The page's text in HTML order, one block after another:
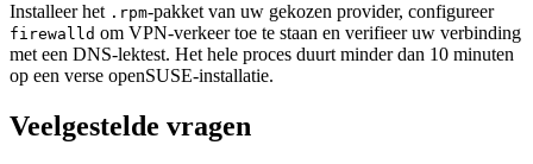
Installeer het .rpm-pakket van uw gekozen provider, configureer
firewalld om VPN-verkeer toe te staan en verifieer uw verbinding
met een DNS-lektest. Het hele proces duurt minder dan 10 minuten
op een verse openSUSE-installatie.
Veelgestelde vragen